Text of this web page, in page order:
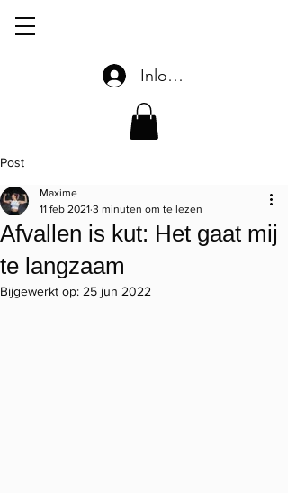
Inloggen
Post
Afvallen is kut: Het gaat mij
te langzaam
Maxime
11 feb 2021 3 minuten om te lezen
Bijgewerkt op: 25 jun 2022